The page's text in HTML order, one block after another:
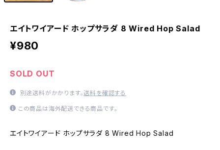
エイトワイアード ホップサラダ 8 Wired Hop Salad
¥980
SOLD OUT
別途送料がかかります。送料を確認する
この商品は海外配送できる商品です。
エイトワイアード ホップサラダ 8 Wired Hop Salad